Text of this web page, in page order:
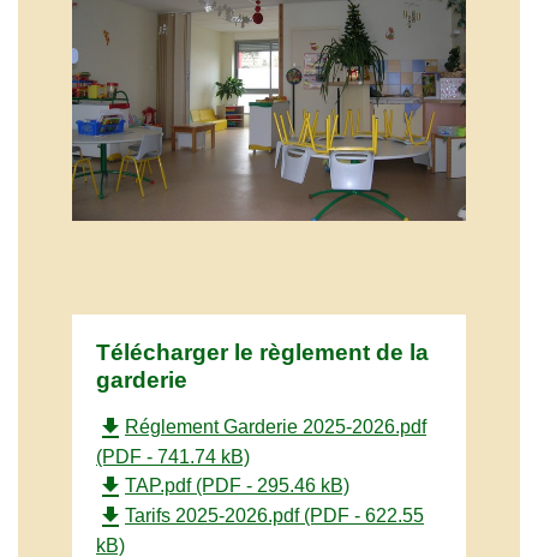
Télécharger le règlement de la
garderie
file_download Réglement Garderie 2025-2026.pdf
(PDF - 741.74 kB)
file_download TAP.pdf (PDF - 295.46 kB)
file_download Tarifs 2025-2026.pdf (PDF - 622.55
kB)